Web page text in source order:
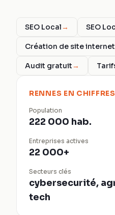
SEO Local→ SEO
Création de site
Audit gratuit→
RENNES EN CHIFFRES
Population
222 000 hab.
Entreprises actives
22 000+
Secteurs clés
cybersecurité,
tech